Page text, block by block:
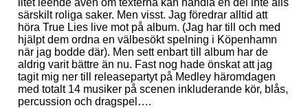
särskilt roliga saker. Men visst. Jag föredrar alltid att
höra True Lies live mot på album. (Jag har till och med
hjälpt dem ordna en välbesökt spelning i Köpenhamn
när jag bodde där). Men sett enbart till album har de
aldrig varit bättre än nu. Fast nog hade önskat att jag
tagit mig ner till releasepartyt på Medley häromdagen
med totalt 14 musiker på scenen inkluderande kör, blås,
percussion och dragspel….